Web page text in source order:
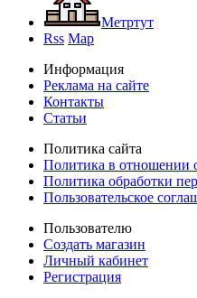
Метртут
Rss Map
Информация
Реклама на сайте
Контакты
Статьи
Политика сайта
Политика в отношении
Политика обработки
Пользовательское
Пользователю
Создать магазин
Личный кабинет
Регистрация